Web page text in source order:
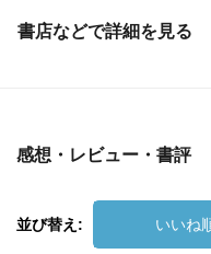
書店などで詳細を見る
感想・レビュー・書評
並び替え: いいね